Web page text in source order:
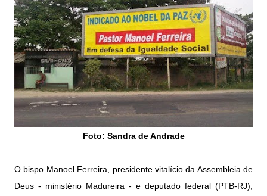
Foto: Sandra de Andrade
O bispo Manoel Ferreira, presidente vitalício da Assembleia de
Deus - ministério Madureira - e deputado federal (PTB-RJ),